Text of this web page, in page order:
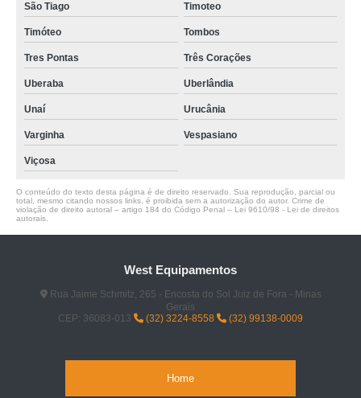
São Tiago Timoteo
Timóteo Tombos
Tres Pontas Três Corações
Uberaba Uberlândia
Unaí Urucânia
Varginha Vespasiano
Viçosa
O conteúdo do texto desta página é de direito reservado. Sua reprodução, parcial ou
total, mesmo citando nossos links, é proibida sem a autorização do autor. Crime de
violação de direito autoral – artigo 184 do Código Penal – Lei 9610/98 - Lei de direitos
autorais
West Equipamentos
Rua Jaime Schmitz, 265 - Encosta do Sol Juiz de Fora - Minas
Gerais
CEP: 36083-013
(32) 3224-8558 (32) 99138-0009
Home